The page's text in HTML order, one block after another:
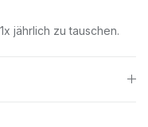
jährlich zu tauschen.